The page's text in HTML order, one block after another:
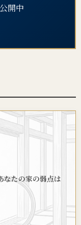
開中
なたの家の弱点は